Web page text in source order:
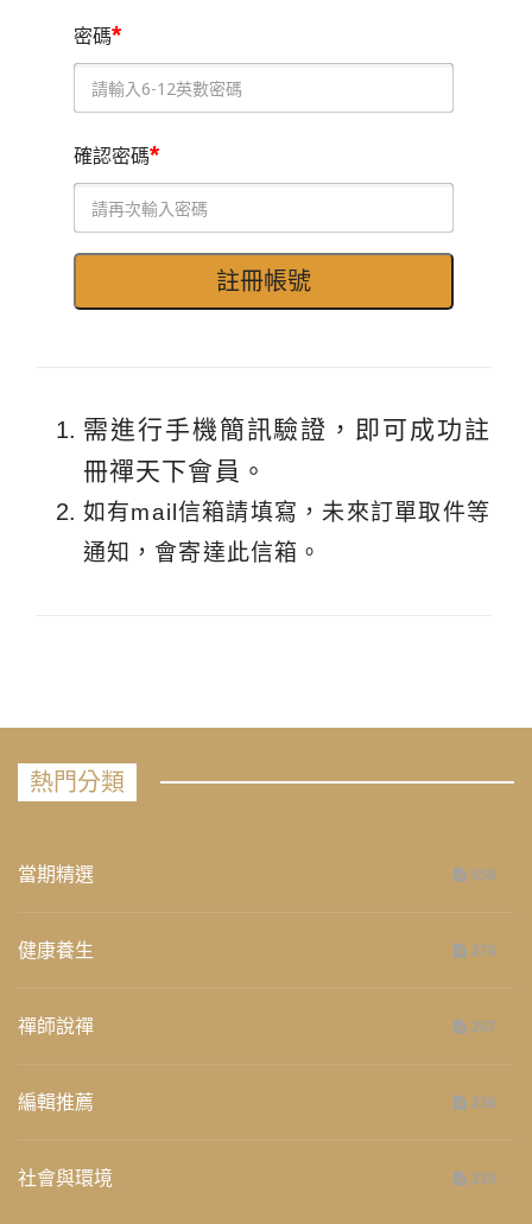
密碼*
確認密碼*
需進行手機簡訊驗證，即可成功註
冊禪天下會員。
如有mail信箱請填寫，未來訂單取件等
通知，會寄達此信箱。
熱門分類
當期精選 658
健康養生 276
禪師說禪 267
編輯推薦 236
社會與環境 235